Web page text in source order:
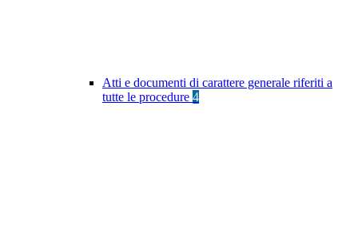
Atti e documenti di carattere generale riferiti a
tutte le procedure 4